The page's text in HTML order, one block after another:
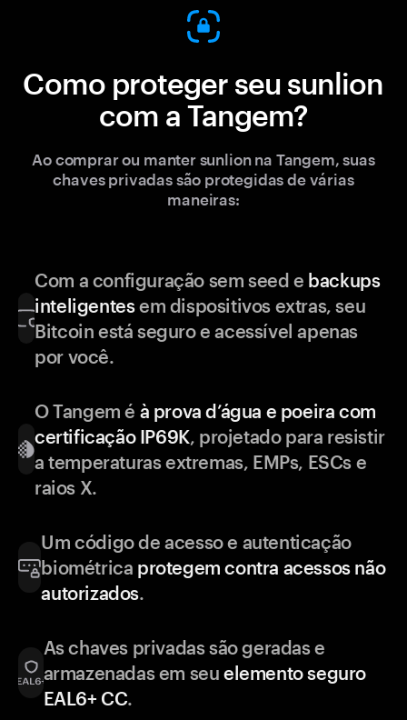
Como proteger seu sunlion
com a Tangem?
Ao comprar ou manter sunlion na Tangem, suas
chaves privadas são protegidas de várias
maneiras:
Com a configuração sem seed e backups
inteligentesem dispositivos extras, seu
Bitcoin está seguro e acessível apenas
por você.
O Tangem é à prova d’água e poeira com
certificação IP69K, projetado para resistir
a temperaturas extremas, EMPs, ESCs e
raios X.
Um código de acesso e autenticação
biométrica protegem contra acessos não
autorizados.
As chaves privadas são geradas e
armazenadas em seu elemento seguro
EAL6+ CC.